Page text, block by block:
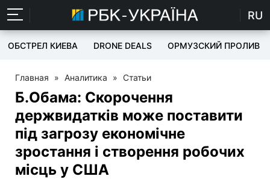
RU
ОБСТРЕЛ КИЕВА DRONE DEALS ОРМУЗСКИЙ ПРОЛИВ
Главная » Аналитика » Статьи
Б.Обама: Скорочення
держвидатків може поставити
під загрозу економічне
зростання і створення робочих
місць у США